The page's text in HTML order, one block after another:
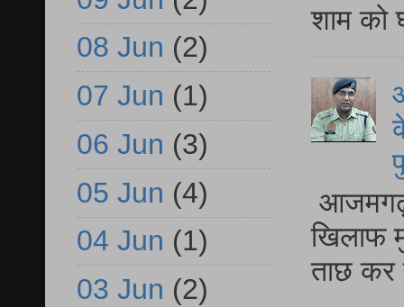
शाम को
आजमगढ़
खिलाफ
ताछ कर
08 Jun (2)
07 Jun (1)
06 Jun (3)
05 Jun (4)
04 Jun (1)
03 Jun (2)